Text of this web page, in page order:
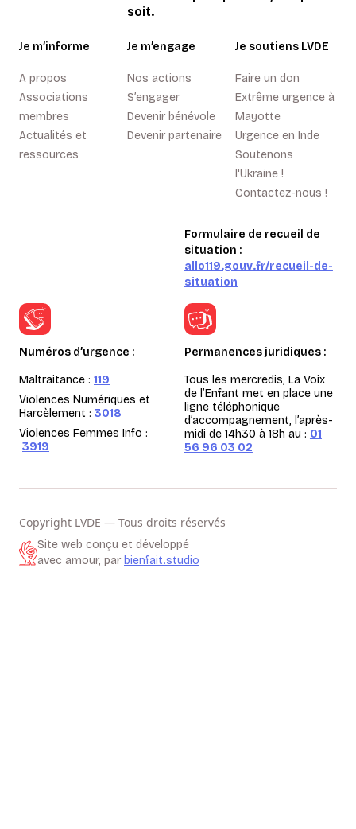
soit.
Je m’informe
A propos
Associations
membres
Actualités et
ressources
Je m’engage
Nos actions
S’engager
Devenir bénévole
Devenir partenaire
Je soutiens LVDE
Faire un don
Extrême urgence à
Mayotte
Urgence en Inde
Soutenons
l'Ukraine !
Contactez-nous !
Formulaire de recueil de
situation :
allo119.gouv.fr/recueil-de-
situation
Numéros d’urgence :
Maltraitance : 119
Violences Numériques et
Harcèlement : 3018
Violences Femmes Info :
3919
Permanences juridiques :
Tous les mercredis, La Voix
de l’Enfant met en place une
ligne téléphonique
d’accompagnement, l’après-
midi de 14h30 à 18h au : 01
56 96 03 02
Copyright LVDE — Tous droits réservés
Site web conçu et développé
avec amour, par bienfait.studio